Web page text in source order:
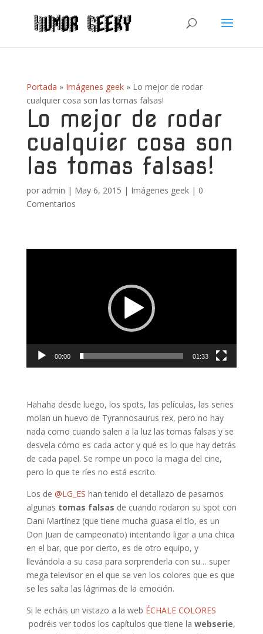
Portada » Imágenes geek» Lo mejor de rodar
cualquier cosa son las tomas falsas!
Lo mejor de rodar
cualquier cosa son
las tomas falsas!
por admin | May 6, 2015 | Imágenes geek| 0
Comentarios
vídeo
00:00 01:33
Hahaha desde luego, los spots, las películas, las series
molan un huevo de Tyrannosaurus rex, pero no hay
nada como cuando salen a la luz las tomas falsas y se
desvela cómo es cada actor y qué es lo que hay detrás
de cada papel. Se rompe un poco la magia del cine,
pero lo que te ríes no está escrito.
Los de @LG_ES han tenido el detallazo de pasarnos
algunas tomas falsas de cuando rodaron su spot con
Dani Martínez (que tiene mucha guasa el tío, es un
Don Juan de campeonato) intentando ligar a una chica
en el bar, que por cierto, es de otro equipo, y
llevándola a su casa para sorprenderla con su… super
mega televisor en el que se ven los colores que es que
se les salta las lágrimas de la emoción.
Si le echáis un vistazo a la web ÉCHALE COLORES
podréis ver todos los capítulos que tiene la webserie,